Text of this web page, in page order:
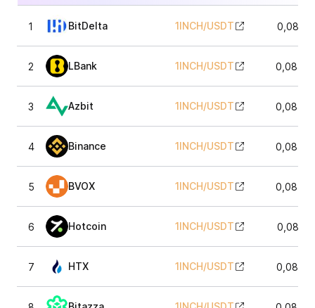
1 BitDelta 1INCH/USDT
2 LBank 1INCH/USDT
3 Azbit 1INCH/USDT
4 Binance 1INCH/USDT
5 BVOX 1INCH/USDT
6 Hotcoin 1INCH/USDT
7 HTX 1INCH/USDT